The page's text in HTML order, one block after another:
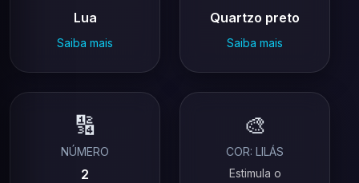
Lua
Saiba mais
Quartzo preto
Saiba mais
🔢
NÚMERO
2
🎨
COR: LILÁS
Estimula o